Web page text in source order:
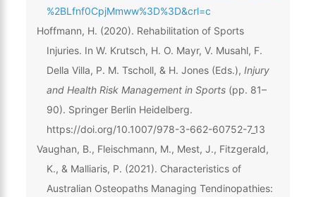
%2BLfnf0CpjMmww%3D%3D&crl=c
Hoffmann, H. (2020). Rehabilitation of Sports
Injuries. In W. Krutsch, H. O. Mayr, V. Musahl, F.
Della Villa, P. M. Tscholl, & H. Jones (Eds.), Injury
and Health Risk Management in Sports(pp. 81–
90). Springer Berlin Heidelberg.
https://doi.org/10.1007/978-3-662-60752-7_13
Vaughan, B., Fleischmann, M., Mest, J., Fitzgerald,
K., & Malliaris, P. (2021). Characteristics of
Australian Osteopaths Managing Tendinopathies: